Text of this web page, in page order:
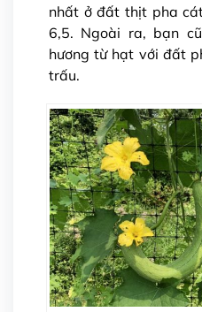
nhất ở đất thịt pha
6,5. Ngoài ra, bạn
hương từ hạt với đất
trấu.
Gửi